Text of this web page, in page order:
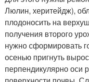
Люлин, херитейдж),
плодоносить на
получения второго
нужно сформировать
осенью пригнуть
перпендикулярно оси